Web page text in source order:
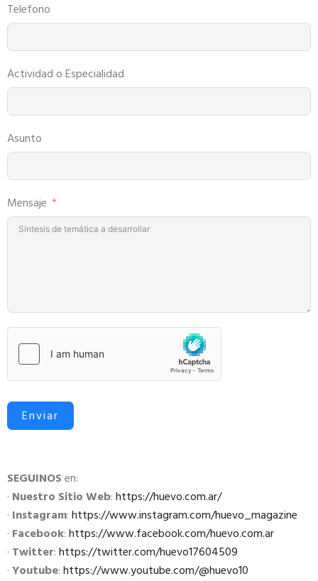
Telefono
Actividad o Especialidad
Asunto
Mensaje
Enviar
SEGUINOSen:
· Nuestro Sitio Web:https://huevo.com.ar/
· Instagram:https://www.instagram.com/huevo_magazine
· Facebook:https://www.facebook.com/huevo.com.ar
· Twitter:https://twitter.com/huevo17604509
·Youtube:https://www.youtube.com/@huevo10